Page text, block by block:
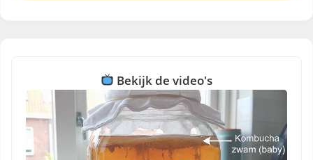
Bekijk de video's